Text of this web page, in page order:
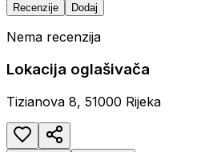
Recenzije Dodaj
Nema recenzija
Lokacija oglašivača
Tizianova 8, 51000 Rijeka